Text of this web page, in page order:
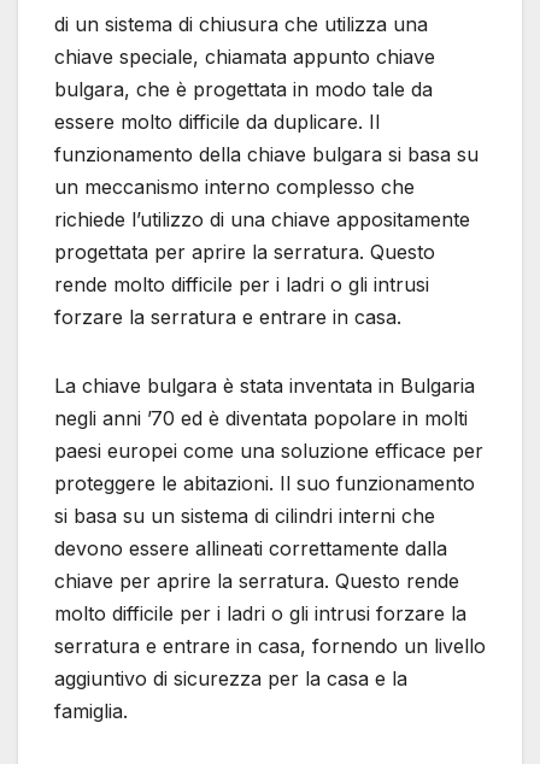
di un sistema di chiusura che utilizza una
chiave speciale, chiamata appunto chiave
bulgara, che è progettata in modo tale da
essere molto difficile da duplicare. Il
funzionamento della chiave bulgara si basa su
un meccanismo interno complesso che
richiede l’utilizzo di una chiave appositamente
progettata per aprire la serratura. Questo
rende molto difficile per i ladri o gli intrusi
forzare la serratura e entrare in casa.
La chiave bulgara è stata inventata in Bulgaria
negli anni ’70 ed è diventata popolare in molti
paesi europei come una soluzione efficace per
proteggere le abitazioni. Il suo funzionamento
si basa su un sistema di cilindri interni che
devono essere allineati correttamente dalla
chiave per aprire la serratura. Questo rende
molto difficile per i ladri o gli intrusi forzare la
serratura e entrare in casa, fornendo un livello
aggiuntivo di sicurezza per la casa e la
famiglia.